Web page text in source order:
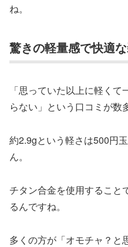
ね。
驚きの軽量感で快適
「思っていた以上に軽く
らない」という口コミが数
約2.9gという軽さは500円
ん。
チタン合金を使用すること
るんですね。
多くの方が「オモチャ？と